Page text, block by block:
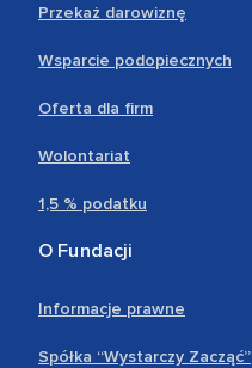
Przekaż darowiznę
Wsparcie podopiecznych
Oferta dla firm
Wolontariat
1,5 % podatku
O Fundacji
Informacje prawne
Spółka “Wystarczy Zacząć”